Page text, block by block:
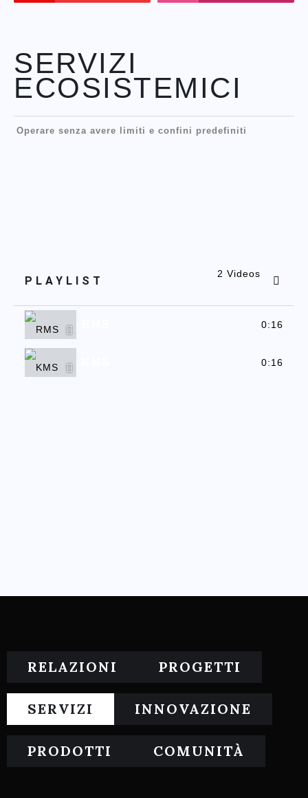
SERVIZI
ECOSISTEMICI
Operare senza avere limiti e confini predefiniti
PLAYLIST
2 Videos
0:16
0:16
RELAZIONI PROGETTI
SERVIZI INNOVAZIONE
PRODOTTI COMUNITÀ